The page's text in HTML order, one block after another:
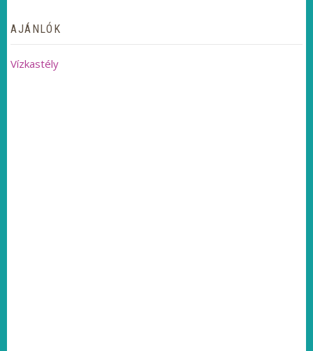
AJÁNLÓK
Vízkastély